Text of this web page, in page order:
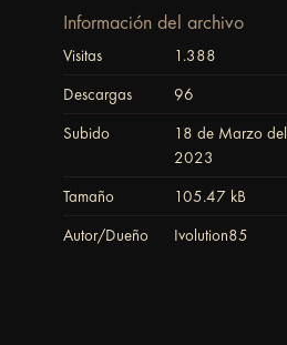
Información del archivo
Visitas
1.388
Descargas
96
Subido
18 de Marzo del
2023
Tamaño
105.47 kB
Autor/Dueño
Ivolution85